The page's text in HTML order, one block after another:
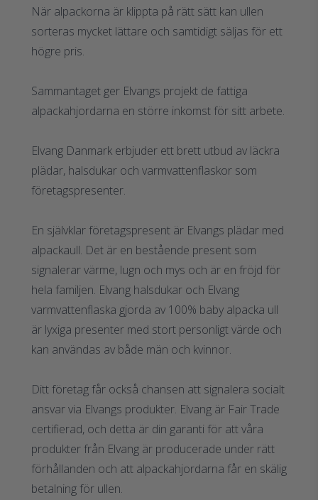
När alpackorna är klippta på rätt sätt kan ullen
sorteras mycket lättare och samtidigt säljas för ett
högre pris.
Sammantaget ger Elvangs projekt de fattiga
alpackahjordarna en större inkomst för sitt arbete.
Elvang Danmark erbjuder ett brett utbud av läckra
plädar, halsdukar och varmvattenflaskor som
företagspresenter.
En självklar företagspresent är Elvangs plädar med
alpackaull. Det är en bestående present som
signalerar värme, lugn och mys och är en fröjd för
hela familjen. Elvang halsdukar och Elvang
varmvattenflaska gjorda av 100% baby alpacka ull
är lyxiga presenter med stort personligt värde och
kan användas av både män och kvinnor.
Ditt företag får också chansen att signalera socialt
ansvar via Elvangs produkter. Elvang är Fair Trade
certifierad, och detta är din garanti för att våra
produkter från Elvang är producerade under rätt
förhållanden och att alpackahjordarna får en skälig
betalning för ullen.